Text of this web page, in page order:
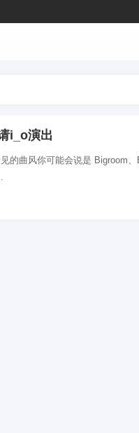
i_o演出
的曲风你可能会说是 Bigroom